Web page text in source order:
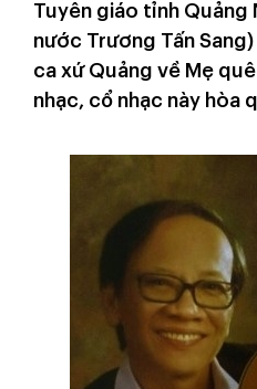
Tuyên giáo tỉnh Quảng
nước Trương Tấn
ca xứ Quảng về Mẹ
nhạc, cổ nhạc này hòa